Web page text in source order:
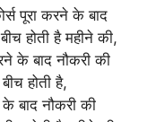
पूरा करने के बाद
होती है महीने की,
के बाद नौकरी की
होती है,
बाद नौकरी की